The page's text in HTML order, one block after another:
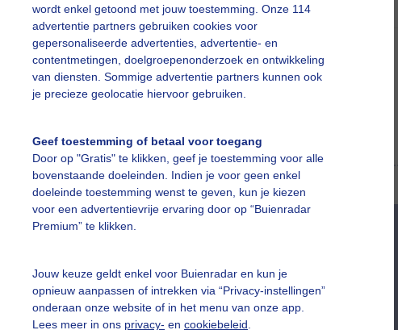
wordt enkel getoond met jouw toestemming. Onze 114
advertentie partners gebruiken cookies voor
gepersonaliseerde advertenties, advertentie- en
contentmetingen, doelgroepenonderzoek en ontwikkeling
van diensten. Sommige advertentie partners kunnen ook
je precieze geolocatie hiervoor gebruiken.
Geef toestemming of betaal voor toegang
Door op "Gratis" te klikken, geef je toestemming voor alle
bovenstaande doeleinden. Indien je voor geen enkel
doeleinde toestemming wenst te geven, kun je kiezen
voor een advertentievrije ervaring door op “Buienradar
Premium” te klikken.
Jouw keuze geldt enkel voor Buienradar en kun je
opnieuw aanpassen of intrekken via “Privacy-instellingen”
onderaan onze website of in het menu van onze app.
Lees meer in ons privacy- en cookiebeleid
slideshow
Een moment geduld aub...
vragen
De Bilt